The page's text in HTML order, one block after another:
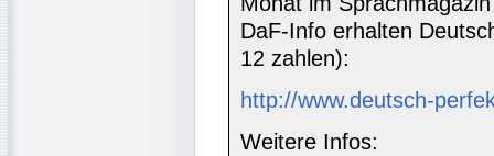
DaF-Info erhalten
12 zahlen):
http://www.deutsch-
Weitere Infos: